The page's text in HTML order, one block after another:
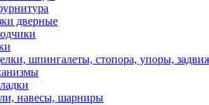
дверные
шпингалеты, стопора, упоры,
навесы, шарниры